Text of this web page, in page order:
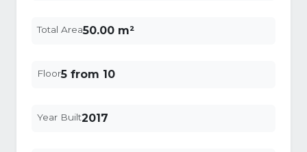
Total Area50.00 m²
Floor5 from 10
Year Built2017